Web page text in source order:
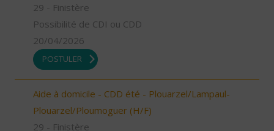
29 - Finistère
Possibilité de CDI ou CDD
20/04/2026
POSTULER
Aide à domicile - CDD été - Plouarzel/Lampaul-
Plouarzel/Ploumoguer (H/F)
29 - Finistère